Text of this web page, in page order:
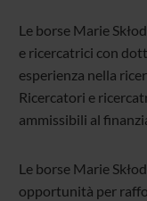
Le borse Marie
e ricercatrici con
esperienza nella
Ricercatori e
ammissibili al
Le borse Marie
opportunità per